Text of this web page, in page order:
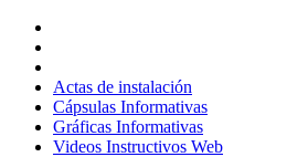
contenido
Actas de instalación
Cápsulas Informativas
Gráficas Informativas
Videos Instructivos Web